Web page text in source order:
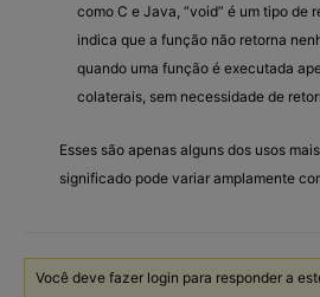
como C e Java, “void” é um tipo de
indica que a função não retorna
quando uma função é executada
colaterais, sem necessidade de
Esses são apenas alguns dos usos
significado pode variar amplamente
Você deve fazer login para responder a